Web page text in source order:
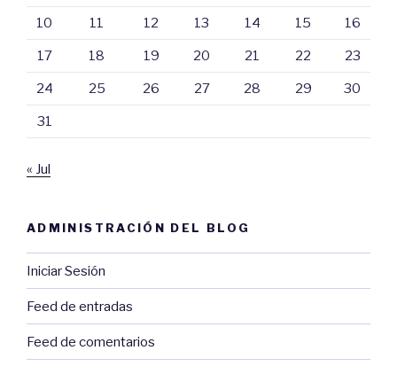
10 11 12 13 14 15 16
17 18 19 20 21 22 23
24 25 26 27 28 29 30
31
« Jul
ADMINISTRACIÓN DEL BLOG
Iniciar Sesión
Feed de entradas
Feed de comentarios